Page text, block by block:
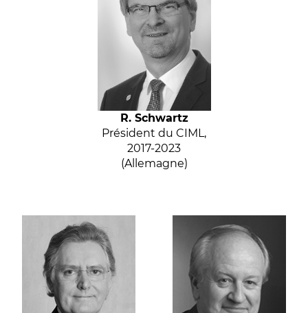
R. Schwartz
Président du CIML,
2017-2023
(Allemagne)